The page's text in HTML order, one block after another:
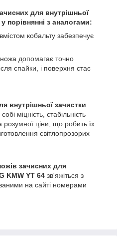
для внутрішньої
порівнянні з аналогами:
кобальту забезпечує
допомагає точно
спайки, і поверхня стає
внутрішньої зачистки
міцність, стабільність
розумної ціни, що робить їх
світлопрозорих
зачисних для
KMW YT 64 зв'яжіться з
на сайті номерами